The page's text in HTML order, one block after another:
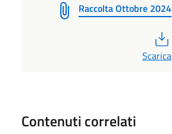
Raccolta Ottobre 2024
Scarica
Contenuti correlati